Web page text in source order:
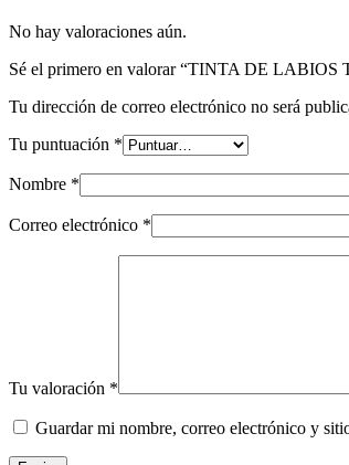
No hay valoraciones aún.
Sé el primero en valorar “TINTA DE
Tu dirección de correo electrónico no será
Tu puntuación *
Nombre *
Correo electrónico *
Tu valoración *
Guardar mi nombre, correo electrónico y